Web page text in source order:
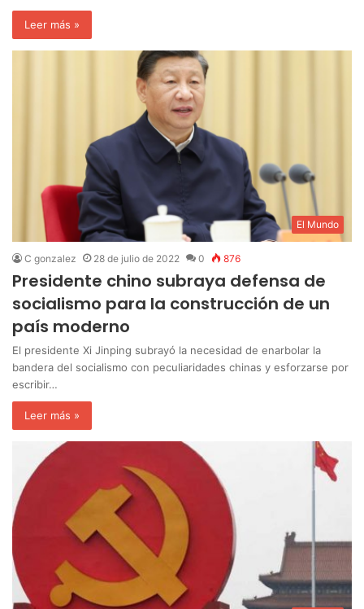
Leer más »
El Mundo
C gonzalez 28 de julio de 2022 0 876
Presidente chino subraya defensa de
socialismo para la construcción de un
país moderno
El presidente Xi Jinping subrayó la necesidad de enarbolar la
bandera del socialismo con peculiaridades chinas y esforzarse por
escribir…
Leer más »